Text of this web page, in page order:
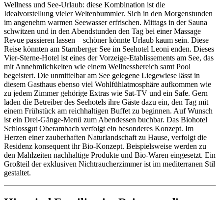
Wellness und See-Urlaub: diese Kombination ist die
Idealvorstellung vieler Weltenbummler. Sich in den Morgenstunden
im angenehm warmen Seewasser erfrischen. Mittags in der Sauna
schwitzen und in den Abendstunden den Tag bei einer Massage
Revue passieren lassen – schöner könnte Urlaub kaum sein. Diese
Reise könnten am Starnberger See im Seehotel Leoni enden. Dieses
Vier-Sterne-Hotel ist eines der Vorzeige-Etablissements am See, das
mit Annehmlichkeiten wie einem Wellnessbereich samt Pool
begeistert. Die unmittelbar am See gelegene Liegewiese lässt in
diesem Gasthaus ebenso viel Wohlfühlatmosphäre aufkommen wie
zu jedem Zimmer gehörige Extras wie Sat-TV und ein Safe. Gern
laden die Betreiber des Seehotels ihre Gäste dazu ein, den Tag mit
einem Frühstück am reichhaltigen Buffet zu beginnen. Auf Wunsch
ist ein Drei-Gänge-Menü zum Abendessen buchbar. Das Biohotel
Schlossgut Oberambach verfolgt ein besonderes Konzept. Im
Herzen einer zauberhaften Naturlandschaft zu Hause, verfolgt die
Residenz konsequent ihr Bio-Konzept. Beispielsweise werden zu
den Mahlzeiten nachhaltige Produkte und Bio-Waren eingesetzt. Ein
Großteil der exklusiven Nichtraucherzimmer ist im mediterranen Stil
gestaltet.